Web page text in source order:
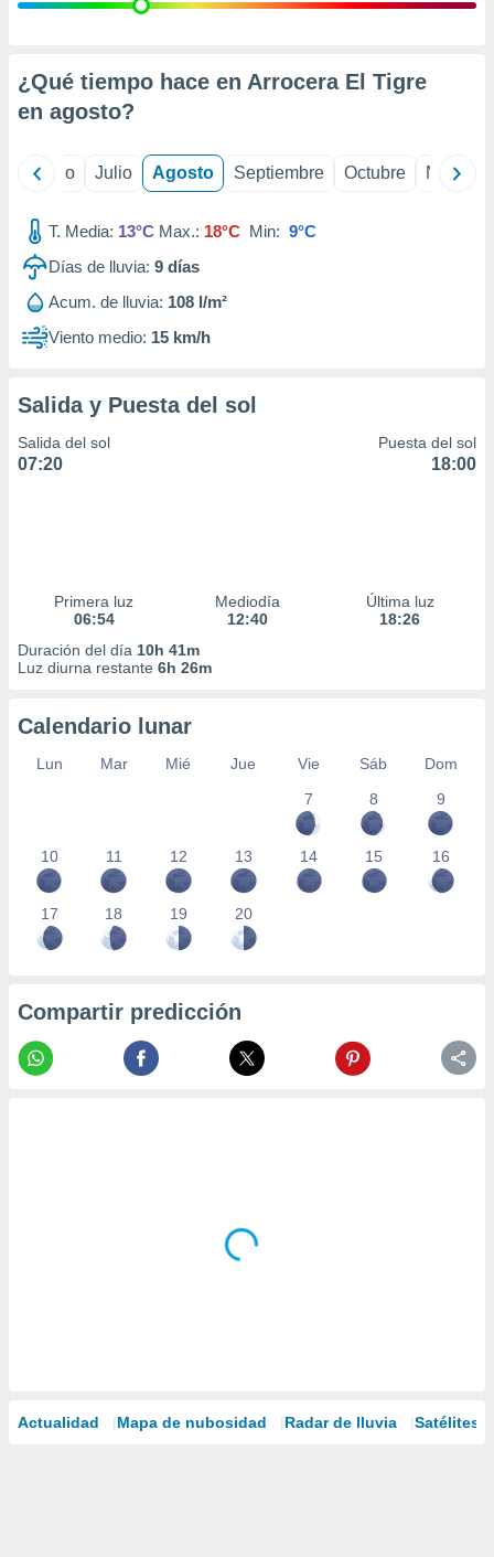
e
mediante
de
1199
¿Qué tiempo hace en Arrocera El Tigre
en agosto?
Junio Julio Agosto Septiembre Octubre
T. Media: 13°C Max.: 18°C Min: 9°C
Días de lluvia: 9 días
Acum. de lluvia: 108 l/m²
Viento medio: 15 km/h
Salida y Puesta del sol
Salida del sol
07:20
Puesta del sol
18:00
Primera luz
06:54
Mediodía
12:40
Última luz
18:26
Duración del día 10h 41m
Luz diurna restante 6h 26m
Calendario lunar
Lun Mar Mié Jue Vie Sáb
Dom
7
8 9
10 11 12 13 14 15 16
17 18 19 20
Compartir predicción
Actualidad Mapa de nubosidad Radar de lluvia Satélites